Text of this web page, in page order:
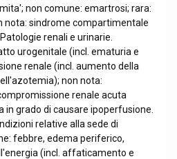
non comune: emartrosi; rara:
nota: sindrome compartimentale
renali e urinarie.
urogenitale (incl. ematuria e
renale (incl. aumento della
non nota:
renale acuta
in grado di causare ipoperfusione.
relative alla sede di
febbre, edema periferico,
(incl. affaticamento e